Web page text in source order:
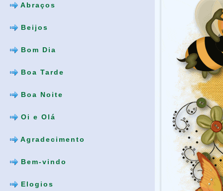
Abraços
Beijos
Bom Dia
Boa Tarde
Boa Noite
Oi e Olá
Agradecimento
Bem-vindo
Elogios